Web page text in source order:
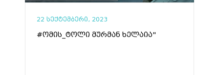
22 სექტემბერი, 2023
#ომის_ტოლი მურმან ხელაია"